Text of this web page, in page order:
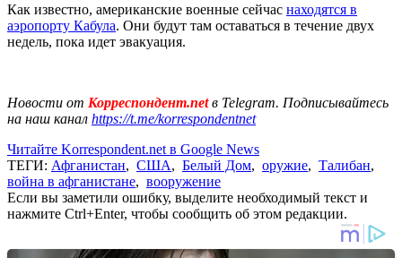
Как известно, американские военные сейчас находятся в
аэропорту Кабула. Они будут там оставаться в течение двух
недель, пока идет эвакуация.
Новости от Корреспондент.netв Telegram. Подписывайтесь
на наш канал https://t.me/korrespondentnet
Читайте Korrespondent.net в Google News
ТЕГИ: Афганистан, США, Белый Дом, оружие, Талибан,
война в афганистане, вооружение
Если вы заметили ошибку, выделите необходимый текст и
нажмите Ctrl+Enter, чтобы сообщить об этом редакции.